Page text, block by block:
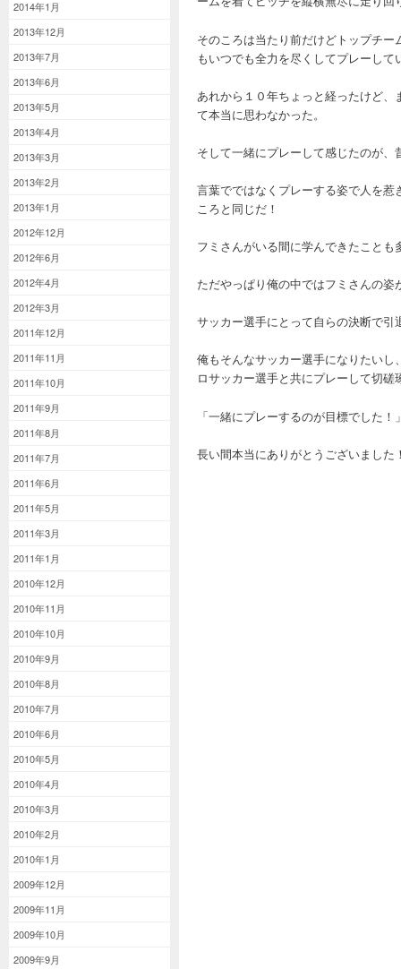
2014年1月
2013年12月
2013年7月
2013年6月
2013年5月
2013年4月
2013年3月
2013年2月
2013年1月
2012年12月
2012年6月
2012年4月
2012年3月
2011年12月
2011年11月
2011年10月
2011年9月
2011年8月
2011年7月
2011年6月
2011年5月
2011年3月
2011年1月
2010年12月
2010年11月
2010年10月
2010年9月
2010年8月
2010年7月
2010年6月
2010年5月
2010年4月
2010年3月
2010年2月
2010年1月
2009年12月
2009年11月
2009年10月
2009年9月
そのころは当たり前だけどトップチ
もいつでも全力を尽くしてプレーし
あれから１０年ちょっと経ったけど
て本当に思わなかった。
そして一緒にプレーして感じたのが
言葉でではなくプレーする姿で人を
ころと同じだ！
フミさんがいる間に学んできたこと
ただやっぱり俺の中ではフミさんの
サッカー選手にとって自らの決断で
俺もそんなサッカー選手になりたい
ロサッカー選手と共にプレーして切磋
「一緒にプレーするのが目標でした！
長い間本当にありがとうござ